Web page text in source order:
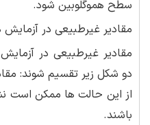
سطح هموگلوبین شود.
مقادیر غیرطبیعی در
مقادیر غیرطبیعی در
دو شکل زیر تقسیم شوند:
از این حالت ها ممکن است
باشند.